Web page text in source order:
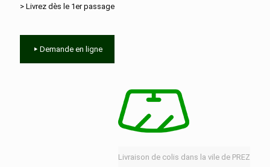
> Livrez dès le 1er passage
Demande en ligne
Livraison de colis dans la vile de PREZ